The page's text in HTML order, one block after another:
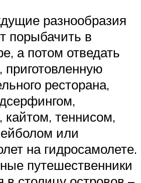
разнообразия
порыбачить в
а потом отведать
ресторана,
кайтом, теннисом,
или
на гидросамолете.
путешественники